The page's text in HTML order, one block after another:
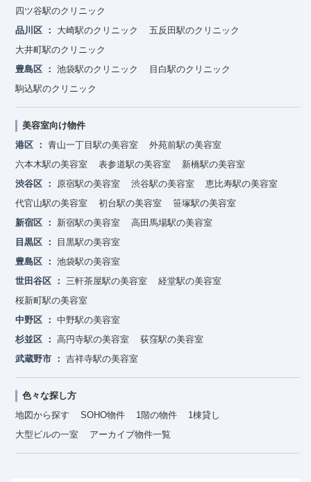
四ツ谷駅のクリニック
品川区
大崎駅のクリニック
五反田駅のクリニック
大井町駅のクリニック
豊島区
池袋駅のクリニック
目白駅のクリニック
駒込駅のクリニック
美容室向け物件
港区
青山一丁目駅の美容室
外苑前駅の美容室
六本木駅の美容室
表参道駅の美容室
新橋駅の美容室
渋谷区
原宿駅の美容室 渋谷駅の美容室
恵比寿駅の美容室
代官山駅の美容室
初台駅の美容室
笹塚駅の美容室
新宿区
新宿駅の美容室
高田馬場駅の美容室
目黒区
目黒駅の美容室
豊島区
池袋駅の美容室
世田谷区
三軒茶屋駅の美容室
経堂駅の美容室
桜新町駅の美容室
中野区
中野駅の美容室
杉並区
高円寺駅の美容室
荻窪駅の美容室
武蔵野市
吉祥寺駅の美容室
色々な探し方
地図から探す
SOHO物件 1階の物件
1棟貸し
大型ビルの一室
アーカイブ物件一覧